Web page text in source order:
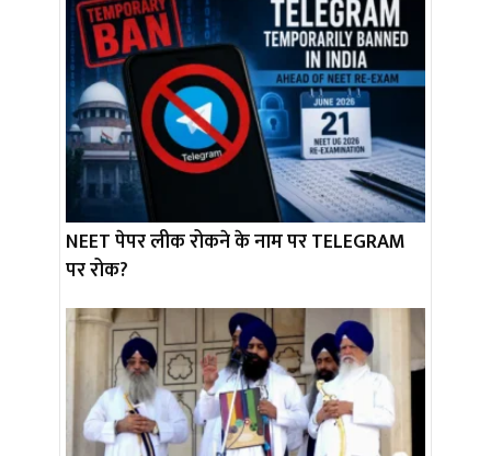
NEET पेपर लीक रोकने के नाम पर TELEGRAM
पर रोक?